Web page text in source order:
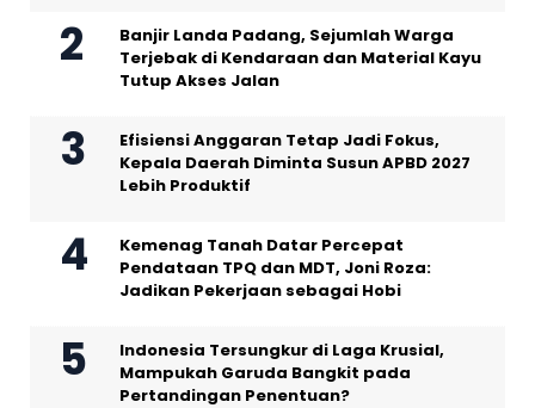
Banjir Landa Padang, Sejumlah Warga
Terjebak di Kendaraan dan Material Kayu
Tutup Akses Jalan
Efisiensi Anggaran Tetap Jadi Fokus,
Kepala Daerah Diminta Susun APBD 2027
Lebih Produktif
Kemenag Tanah Datar Percepat
Pendataan TPQ dan MDT, Joni Roza:
Jadikan Pekerjaan sebagai Hobi
Indonesia Tersungkur di Laga Krusial,
Mampukah Garuda Bangkit pada
Pertandingan Penentuan?